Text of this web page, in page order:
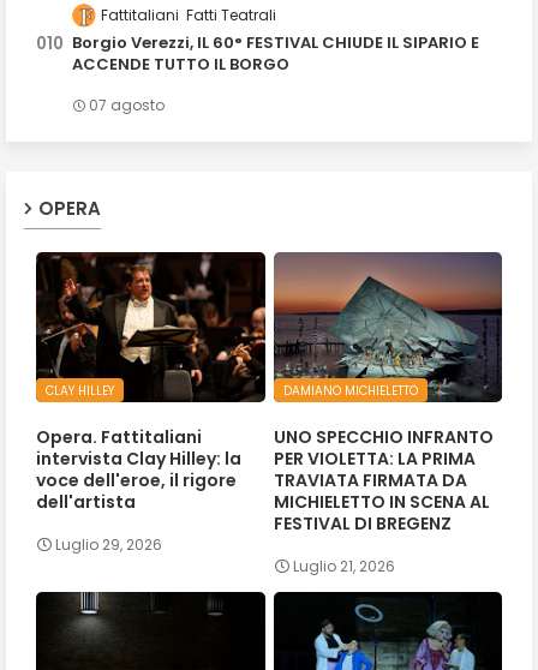
Fattitaliani Fatti Teatrali
Borgio Verezzi, IL 60° FESTIVAL CHIUDE IL SIPARIO E
ACCENDE TUTTO IL BORGO
07 agosto
OPERA
CLAY HILLEY
Opera. Fattitaliani
intervista Clay Hilley: la
voce dell'eroe, il rigore
dell'artista
Luglio 29, 2026
DAMIANO MICHIELETTO
UNO SPECCHIO INFRANTO
PER VIOLETTA: LA PRIMA
TRAVIATA FIRMATA DA
MICHIELETTO IN SCENA AL
FESTIVAL DI BREGENZ
Luglio 21, 2026